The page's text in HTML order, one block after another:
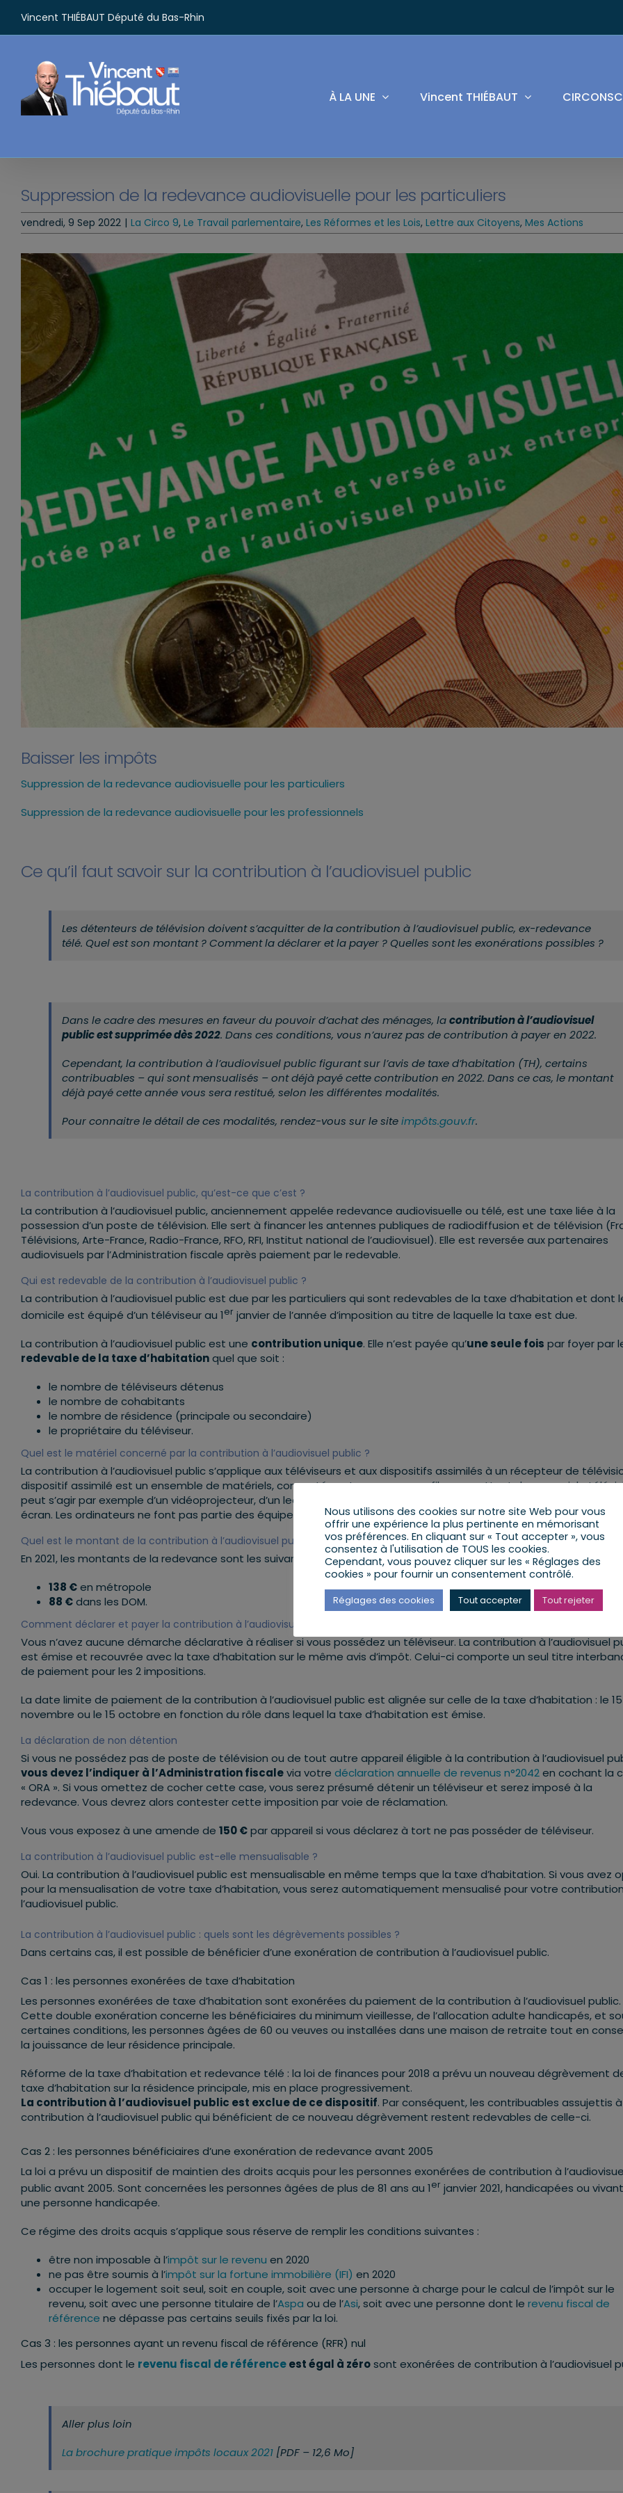
contenu
Vincent THIÉBAUT Député du Bas-Rhin
À LA UNE Vincent THIÉBAUT
Suppression de la redevance audiovisuelle pour les particuliers
vendredi, 9 Sep 2022 | La Circo 9, Le Travail parlementaire, Les Réformes et les Lois, Lettre aux Citoyens, Mes Actions
Baisser les impôts
Suppression de la redevance audiovisuelle pour les particuliers
Suppression de la redevance audiovisuelle pour les professionnels
Ce qu’il faut savoir sur la contribution à l’audiovisuel public
Les détenteurs de télévision doivent s’acquitter de la contribution à l’audiovisuel public, ex-redevance
télé. Quel est son montant ? Comment la déclarer et la payer ? Quelles sont les exonérations possibles ?
Dans le cadre des mesures en faveur du pouvoir d’achat des ménages, lacontribution à l’audiovisuel
public est supprimée dès 2022. Dans ces conditions, vous n’aurez pas de contribution à payer en 2022.
Cependant, la contribution à l’audiovisuel public figurant sur l’avis de taxe d’habitation (TH), certains
contribuables – qui sont mensualisés – ont déjà payé cette contribution en 2022. Dans ce cas, le montant
déjà payé cette année vous sera restitué, selon les différentes modalités.
Pour connaitre le détail de ces modalités, rendez-vous sur le siteimpôts.gouv.fr.
La contribution à l’audiovisuel public, qu’est-ce que c’est ?
La contribution à l’audiovisuel public, anciennement appelée redevance audiovisuelle ou télé, est une taxe liée à la
possession d’un poste de télévision. Elle sert à financer les antennes publiques de radiodiffusion et de télévision
Télévisions, Arte-France, Radio-France, RFO, RFI, Institut national de l’audiovisuel). Elle est reversée aux partenaires
audiovisuels par l’Administration fiscale après paiement par le redevable.
Qui est redevable de la contribution à l’audiovisuel public ?
La contribution à l’audiovisuel public est due par les particuliers qui sont redevables de la taxe d’habitation et dont
domicile est équipé d’un téléviseur au 1er janvier de l’année d’imposition au titre de laquelle la taxe est due.
La contribution à l’audiovisuel public est une contribution unique. Elle n’est payée qu’une seule fois par foyer par
redevable de la taxe d’habitationquel que soit :
le nombre de téléviseurs détenus
le nombre de cohabitants
le nombre de résidence (principale ou secondaire)
le propriétaire du téléviseur.
Quel est le matériel concerné par la contribution à l’audiovisuel public ?
La contribution à l’audiovisuel public s’applique aux téléviseurs et aux dispositifs assimilés à un récepteur de
dispositif assimilé est un ensemble de matériels, connectés entre eux ou sans fils, permettant de recevoir la
peut s’agir par exemple d’un vidéoprojecteur, d’un lecteur ou lecteur-enregistreur de DVD lorsqu’ils sont connectés à
écran. Les ordinateurs ne font pas partie des équipements assimilés.
Quel est le montant de la contribution à l’audiovisuel public ?
En 2021, les montants de la redevance sont les suivants :
138 €en métropole
88 €dans les DOM.
Comment déclarer et payer la contribution à l’audiovisuel public ?
Vous n’avez aucune démarche déclarative à réaliser si vous possédez un téléviseur. La contribution à l’audiovisuel
est émise et recouvrée avec la taxe d’habitation sur le même avis d’impôt. Celui-ci comporte un seul titre
de paiement pour les 2 impositions.
La date limite de paiement de la contribution à l’audiovisuel public est alignée sur celle de la taxe d’habitation : le 15
novembre ou le 15 octobre en fonction du rôle dans lequel la taxe d’habitation est émise.
La déclaration de non détention
Si vous ne possédez pas de poste de télévision ou de tout autre appareil éligible à la contribution à l’audiovisuel
vous devez l’indiquer à l’Administration fiscalevia votre déclaration annuelle de revenus n°2042en cochant la
« ORA ». Si vous omettez de cocher cette case, vous serez présumé détenir un téléviseur et serez imposé à la
redevance. Vous devrez alors contester cette imposition par voie de réclamation.
Vous vous exposez à une amende de 150 €par appareil si vous déclarez à tort ne pas posséder de téléviseur.
La contribution à l’audiovisuel public est-elle mensualisable ?
Oui. La contribution à l’audiovisuel public est mensualisable en même temps que la taxe d’habitation. Si vous avez
pour la mensualisation de votre taxe d’habitation, vous serez automatiquement mensualisé pour votre
l’audiovisuel public.
La contribution à l’audiovisuel public : quels sont les dégrèvements possibles ?
Dans certains cas, il est possible de bénéficier d’une exonération de contribution à l’audiovisuel public.
Cas 1 : les personnes exonérées de taxe d’habitation
Les personnes exonérées de taxe d’habitation sont exonérées du paiement de la contribution à l’audiovisuel public.
Cette double exonération concerne les bénéficiaires du minimum vieillesse, de l’allocation adulte handicapés, et
certaines conditions, les personnes âgées de 60 ou veuves ou installées dans une maison de retraite tout en
la jouissance de leur résidence principale.
Réforme de la taxe d’habitation et redevance télé : la loi de finances pour 2018 a prévu un nouveau dégrèvement
taxe d’habitation sur la résidence principale, mis en place progressivement.
La contribution à l’audiovisuel public est exclue de ce dispositif. Par conséquent, les contribuables assujettis
contribution à l’audiovisuel public qui bénéficient de ce nouveau dégrèvement restent redevables de celle-ci.
Cas 2 : les personnes bénéficiaires d’une exonération de redevance avant 2005
La loi a prévu un dispositif de maintien des droits acquis pour les personnes exonérées de contribution à
public avant 2005. Sont concernées les personnes âgées de plus de 81 ans au 1er janvier 2021, handicapées ou
une personne handicapée.
Ce régime des droits acquis s’applique sous réserve de remplir les conditions suivantes :
être non imposable à l’impôt sur le revenu en 2020
ne pas être soumis à l’impôt sur la fortune immobilière (IFI) en 2020
occuper le logement soit seul, soit en couple, soit avec une personne à charge pour le calcul de l’impôt sur le
revenu, soit avec une personne titulaire de l’Aspa ou de l’Asi, soit avec une personne dont le revenu fiscal de
référence ne dépasse pas certains seuils fixés par la loi.
Cas 3 : les personnes ayant un revenu fiscal de référence (RFR) nul
Les personnes dont le revenu fiscal de référenceest égal à zérosont exonérées de contribution à l’audiovisuel
Aller plus loin
La brochure pratique impôts locaux 2021 [PDF – 12,6 Mo]
Nous utilisons des cookies sur notre site Web pour vous
offrir une expérience la plus pertinente en mémorisant
vos préférences. En cliquant sur « Tout accepter », vous
consentez à l'utilisation de TOUS les cookies.
Cependant, vous pouvez cliquer sur les « Réglages des
cookies » pour fournir un consentement contrôlé.
Réglages des cookies Tout accepter Tout rejeter